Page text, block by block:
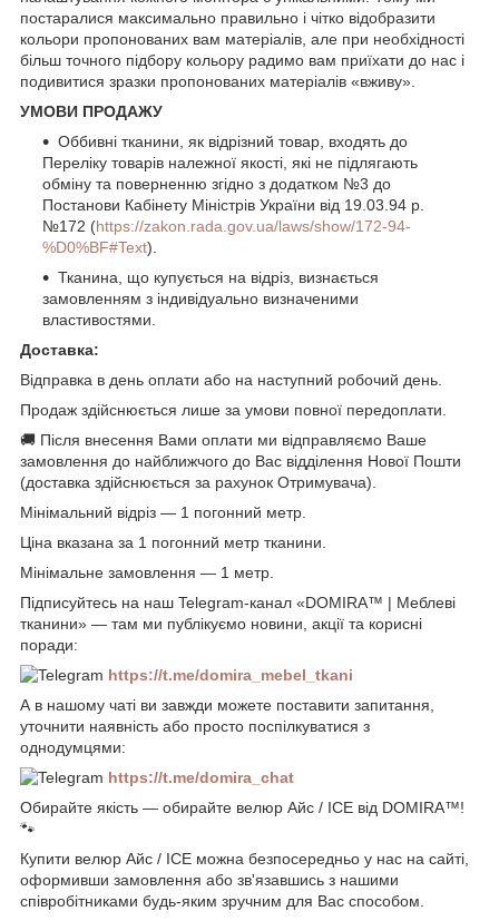
постаралися максимально правильно і чітко відобразити
кольори пропонованих вам матеріалів, але при необхідності
більш точного підбору кольору радимо вам приїхати до нас і
подивитися зразки пропонованих матеріалів «вживу».
УМОВИ ПРОДАЖУ
Оббивні тканини, як відрізний товар, входять до
Переліку товарів належної якості, які не підлягають
обміну та поверненню згідно з додатком №3 до
Постанови Кабінету Міністрів України від 19.03.94 р.
№172 (https://zakon.rada.gov.ua/laws/show/172-94-
%D0%BF#Text).
Тканина, що купується на відріз, визнається
замовленням з індивідуально визначеними
властивостями.
Доставка:
Відправка в день оплати або на наступний робочий день.
Продаж здійснюється лише за умови повної передоплати.
🚚 Після внесення Вами оплати ми відправляємо Ваше
замовлення до найближчого до Вас відділення Нової Пошти
(доставка здійснюється за рахунок Отримувача).
Мінімальний відріз — 1 погонний метр.
Ціна вказана за 1 погонний метр тканини.
Мінімальне замовлення — 1 метр.
Підписуйтесь на наш Telegram-канал «DOMIRA™ | Меблеві
тканини» — там ми публікуємо новини, акції та корисні
поради:
https://t.me/domira_mebel_tkani
А в нашому чаті ви завжди можете поставити запитання,
уточнити наявність або просто поспілкуватися з
однодумцями:
https://t.me/domira_chat
Обирайте якість — обирайте велюр Айс / ICE від DOMIRA™!
🐾
Купити велюр Айс / ICE можна безпосередньо у нас на сайті,
оформивши замовлення або зв'язавшись з нашими
співробітниками будь-яким зручним для Вас способом.